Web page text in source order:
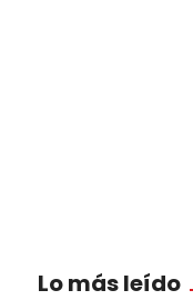
Lo más leído